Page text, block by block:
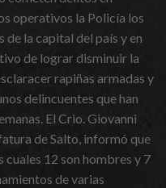
operativos la Policía los
la capital del país y en
de lograr disminuir la
rapiñas armadas y
delincuentes que han
El Crio. Giovanni
de Salto, informó que
cuales 12 son hombres y 7
de varias